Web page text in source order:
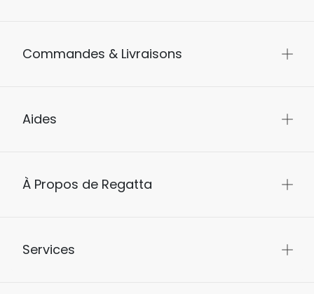
Commandes & Livraisons
Aides
À Propos de Regatta
Services